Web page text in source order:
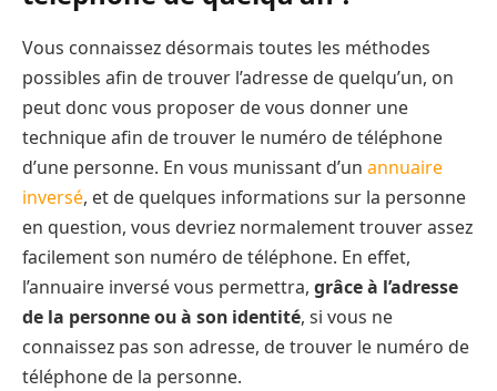
Vous connaissez désormais toutes les méthodes
possibles afin de trouver l’adresse de quelqu’un, on
peut donc vous proposer de vous donner une
technique afin de trouver le numéro de téléphone
d’une personne. En vous munissant d’un annuaire
inversé, et de quelques informations sur la personne
en question, vous devriez normalement trouver assez
facilement son numéro de téléphone. En effet,
l’annuaire inversé vous permettra, grâce à l’adresse
de la personne ou à son identité, si vous ne
connaissez pas son adresse, de trouver le numéro de
téléphone de la personne.